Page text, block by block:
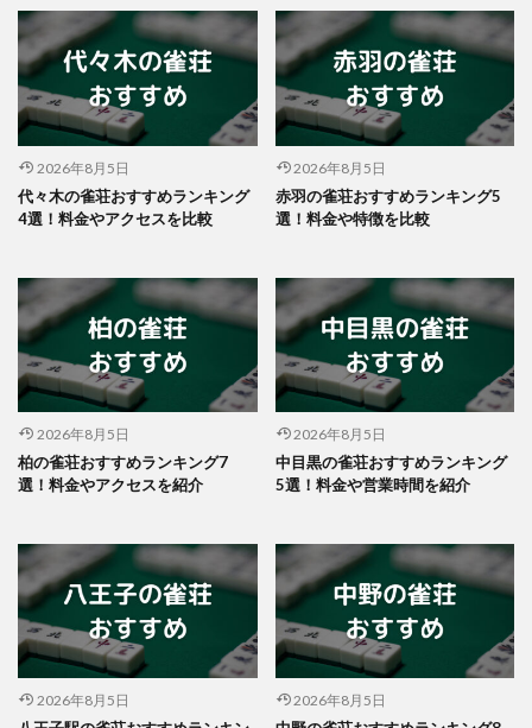
2026年8月5日
代々木の雀荘おすすめランキング
4選！料金やアクセスを比較
2026年8月5日
赤羽の雀荘おすすめランキング5
選！料金や特徴を比較
2026年8月5日
柏の雀荘おすすめランキング7
選！料金やアクセスを紹介
2026年8月5日
中目黒の雀荘おすすめランキング
5選！料金や営業時間を紹介
2026年8月5日 2026年8月5日